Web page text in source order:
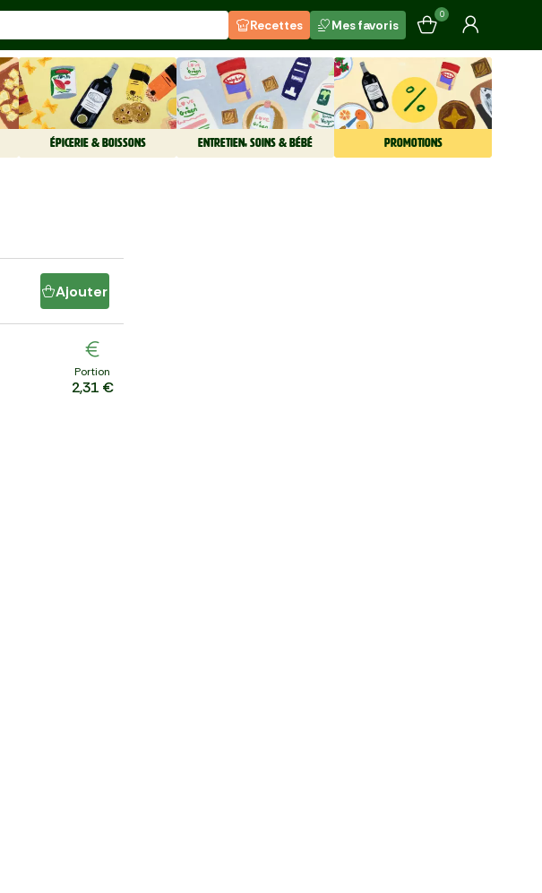
Recettes Mes favoris
0
ÉPICERIE & BOISSONS ENTRETIEN, SOINS & BÉBÉ PROMOTIONS
Portion
2,31 €
Ajouter